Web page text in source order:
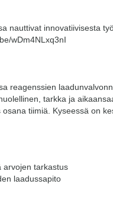
nauttivat innovatiivisesta
wDm4NLxq3nI
reagenssien
tarkka ja
tiimiä. Kyseessä on
arvojen tarkastus
laadussapito